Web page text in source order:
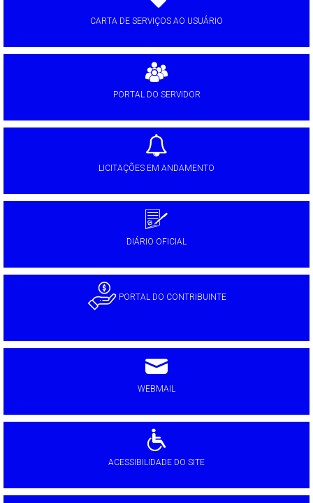
CARTA DE SERVIÇOS AO USUÁRIO
PORTAL DO SERVIDOR
LICITAÇÕES EM ANDAMENTO
DIÁRIO OFICIAL
PORTAL DO CONTRIBUINTE
WEBMAIL
ACESSIBILIDADE DO SITE